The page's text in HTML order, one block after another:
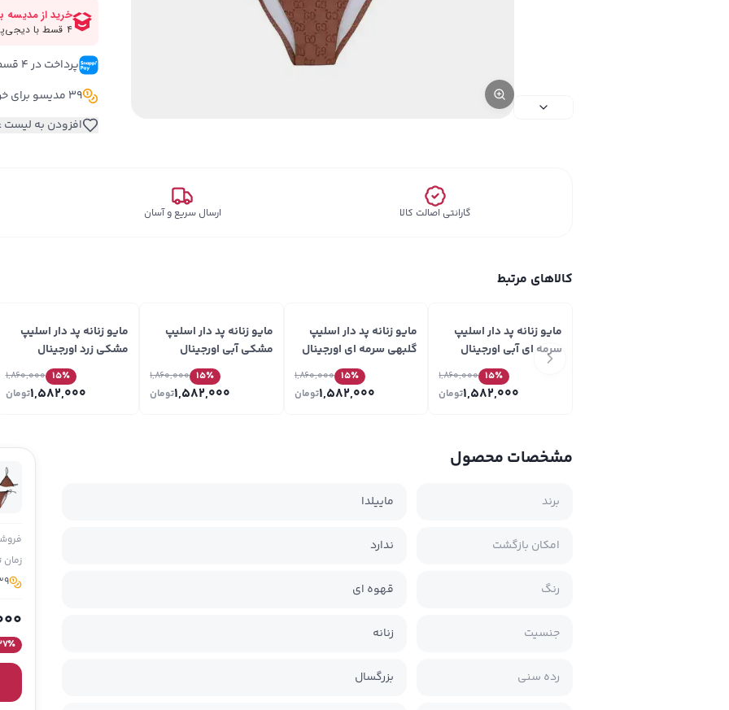
پرداخت در ۴ قسط
39 مدیسو برای خرید این کالا
افزودن به لیست
گارانتی اصالت کالا ارسال سریع و آسان
کالاهای مرتبط
مایو زنانه پد دار اسلیپ
سرمه ای آبی اورجینال
Original کد VA28
15٪ 1,860,000
1,582,000تومان
مایو زنانه پد دار اسلیپ
گلبهی سرمه ای اورجینال
15٪ 1,860,000
1,582,000تومان
مایو زنانه پد دار اسلیپ
مشکی آبی اورجینال
15٪ 1,860,000
1,582,000تومان
مایو زنانه پد دار اسلیپ
مشکی زرد اورجینال
15٪ 1,860,000
1,582,000تومان
مشخصات محصول
برند ماییلدا
امکان بازگشت ندارد
رنگ قهوه ای
جنسیت زنانه
رده سنی بزرگسال
زمان
39 مدیسو برای
٪